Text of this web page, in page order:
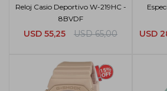
Reloj Casio Deportivo W-219HC -
8BVDF
USD 55,25 USD 65,00 USD